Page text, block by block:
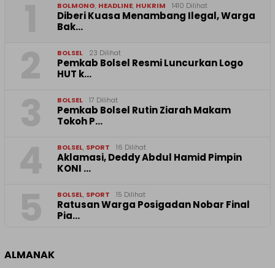
BOLMONG, HEADLINE, HUKRIM 1410 Dilihat
Diberi Kuasa Menambang Ilegal, Warga
Bak…
BOLSEL 23 Dilihat
Pemkab Bolsel Resmi Luncurkan Logo
HUT k…
BOLSEL 17 Dilihat
Pemkab Bolsel Rutin Ziarah Makam
Tokoh P…
BOLSEL, SPORT 16 Dilihat
Aklamasi, Deddy Abdul Hamid Pimpin
KONI …
BOLSEL, SPORT 15 Dilihat
‎Ratusan Warga Posigadan Nobar Final
Pia…
ALMANAK